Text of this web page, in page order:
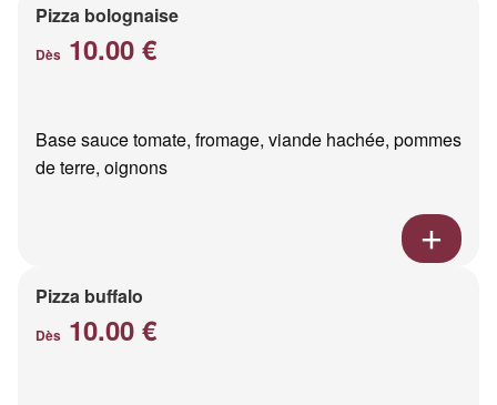
Pizza bolognaise
Dès 10.00 €
Base sauce tomate, fromage, viande hachée, pommes
de terre, oignons
Pizza buffalo
Dès 10.00 €